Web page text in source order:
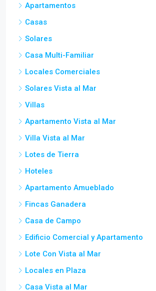
Apartamentos
Casas
Solares
Casa Multi-Familiar
Locales Comerciales
Solares Vista al Mar
Villas
Apartamento Vista al Mar
Villa Vista al Mar
Lotes de Tierra
Hoteles
Apartamento Amueblado
Fincas Ganadera
Casa de Campo
Edificio Comercial y Apartamento
Lote Con Vista al Mar
Locales en Plaza
Casa Vista al Mar